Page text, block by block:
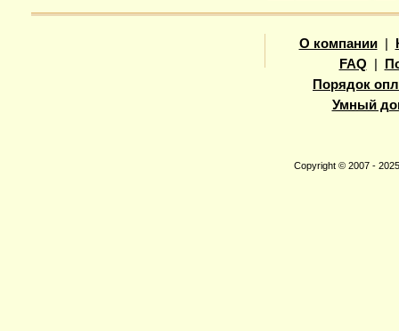
О компании|
FAQ
Порядок
Умный
Copyright © 2007 -